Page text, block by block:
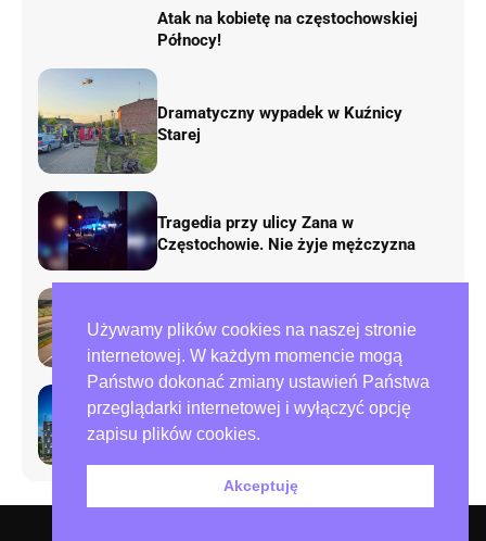
Używamy plików cookies na naszej stronie
internetowej. W każdym momencie mogą
Państwo dokonać zmiany ustawień Państwa
przeglądarki internetowej i wyłączyć opcję
zapisu plików cookies.
Akceptuję
Atak na kobietę na częstochowskiej
Północy!
Dramatyczny wypadek w Kuźnicy
Starej
Tragedia przy ulicy Zana w
Częstochowie. Nie żyje mężczyzna
autostradzie A1. Będą duże zmiany w
ruchu
Preparowanie kart w referendum.
Zawiadomienia do policji i ABW